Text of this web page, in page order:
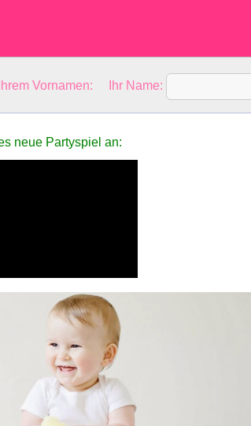
Vornamen: Ihr Name:
neue Partyspiel an: